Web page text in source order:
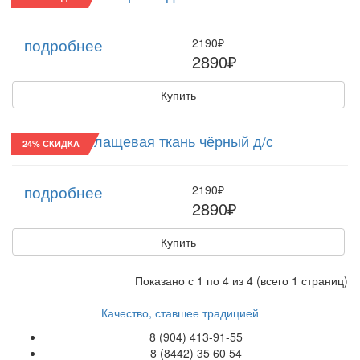
подробнее 2190₽
2890₽
Купить
24% СКИДКА
Реглан/25 Плащевая ткань чёрный д/с
подробнее 2190₽
2890₽
Купить
Показано с 1 по 4 из 4 (всего 1 страниц)
Качество, ставшее традицией
8 (904) 413-91-55
8 (8442) 35 60 54